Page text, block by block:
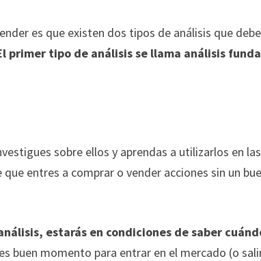
es que existen dos tipos de análisis que
primer tipo de análisis se llama análisis
sobre ellos y aprendas a utilizarlos en
entres a comprar o vender acciones sin un
estarás en condiciones de saber
buen momento para entrar en el mercado (o